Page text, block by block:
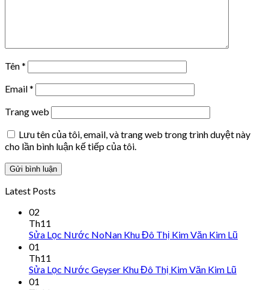
Tên*
Email*
Trang web
Lưu tên của tôi, email, và trang web trong trình duyệt này
cho lần bình luận kế tiếp của tôi.
Latest Posts
02
Th11
Sửa Lọc Nước NoNan Khu Đô Thị Kim Văn Kim Lũ
01
Th11
Sửa Lọc Nước Geyser Khu Đô Thị Kim Văn Kim Lũ
01